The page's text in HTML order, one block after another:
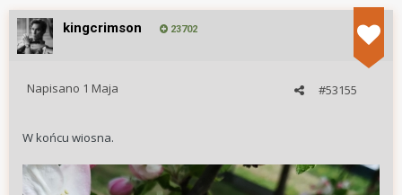
kingcrimson 23702
#53155
Napisano 1 Maja
W końcu wiosna.